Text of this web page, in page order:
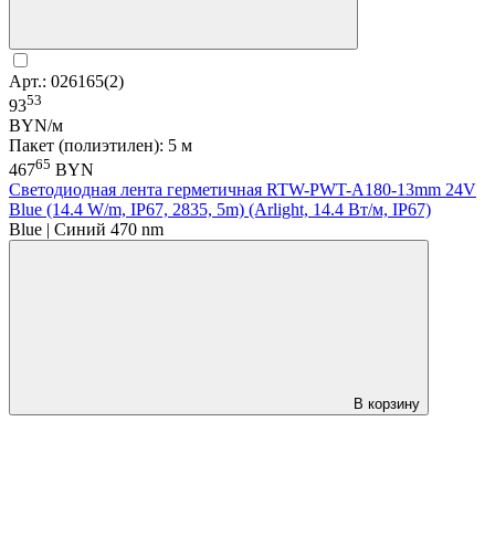
Арт.: 026165(2)
9353
BYN/м
Пакет (полиэтилен): 5 м
46765 BYN
Светодиодная лента герметичная RTW-PWT-A180-13mm 24V
Blue (14.4 W/m, IP67, 2835, 5m) (Arlight, 14.4 Вт/м, IP67)
Blue | Синий 470 nm
В корзину